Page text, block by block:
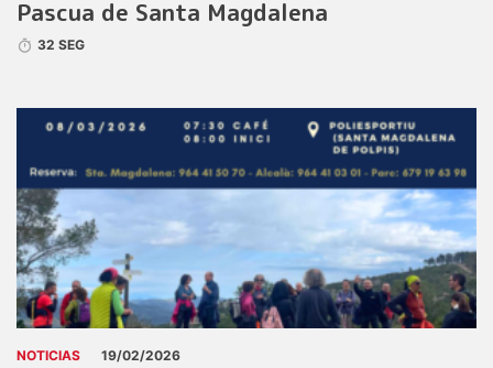
Pascua de Santa Magdalena
32 SEG
NOTICIAS 19/02/2026